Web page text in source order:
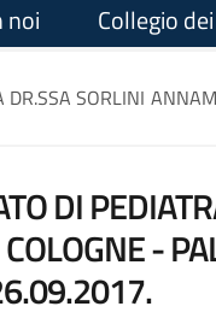
noi Collegio
SORLINI
DI
-